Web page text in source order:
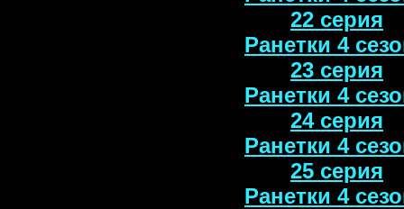
22 серия
Ранетки 4
23 серия
Ранетки 4
24 серия
Ранетки 4
25 серия
Ранетки 4